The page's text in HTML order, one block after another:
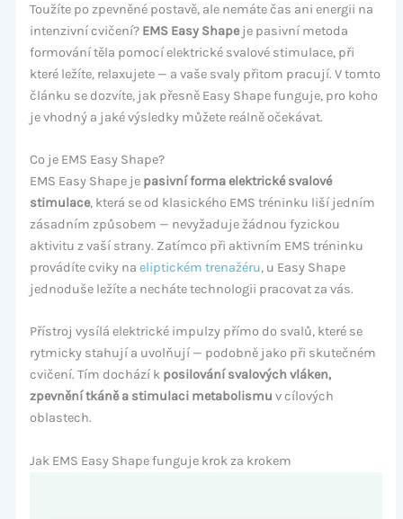
Toužíte po zpevněné postavě, ale nemáte čas ani energii na
intenzivní cvičení? EMS Easy Shapeje pasivní metoda
formování těla pomocí elektrické svalové stimulace, při
které ležíte, relaxujete — a vaše svaly přitom pracují. V tomto
článku se dozvíte, jak přesně Easy Shape funguje, pro koho
je vhodný a jaké výsledky můžete reálně očekávat.
Co je EMS Easy Shape?
EMS Easy Shape je pasivní forma elektrické svalové
stimulace, která se od klasického EMS tréninku liší jedním
zásadním způsobem — nevyžaduje žádnou fyzickou
aktivitu z vaší strany. Zatímco při aktivním EMS tréninku
provádíte cviky na eliptickém trenažéru, u Easy Shape
jednoduše ležíte a necháte technologii pracovat za vás.
Přístroj vysílá elektrické impulzy přímo do svalů, které se
rytmicky stahují a uvolňují — podobně jako při skutečném
cvičení. Tím dochází k posilování svalových vláken,
zpevnění tkáně a stimulaci metabolismu v cílových
oblastech.
Jak EMS Easy Shape funguje krok za krokem